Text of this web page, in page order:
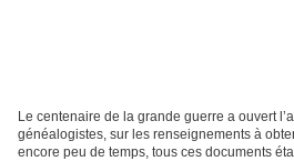
Le centenaire de la grande guerre a ouvert
généalogistes, sur les renseignements à
encore peu de temps, tous ces documents